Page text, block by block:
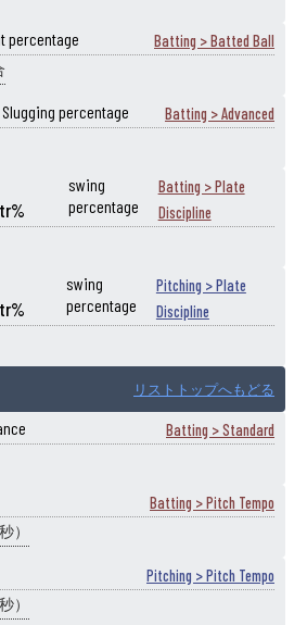
percentage Batting > Batted Ball
percentage Batting > Advanced
swing
percentage
Batting > Plate
Discipline
swing
percentage
Pitching > Plate
Discipline
リストトップへもどる
Batting > Standard
Batting > Pitch Tempo
）
Pitching > Pitch Tempo
）